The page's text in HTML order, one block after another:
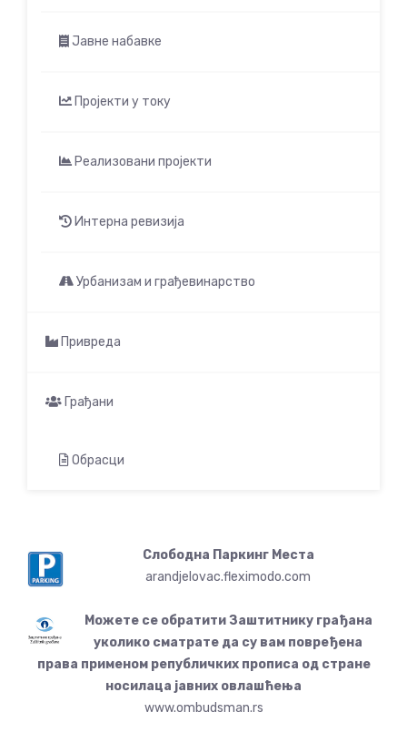
Јавне набавке
Пројекти у току
Реализовани пројекти
Интерна ревизија
Урбанизам и грађевинарство
Привреда
Грађани
Обрасци
Слободна Паркинг Места
arandjelovac.fleximodo.com
Можете се обратити Заштитнику грађана
уколико сматрате да су вам повређена
права применом републичких прописа од стране
носилаца јавних овлашћења
www.ombudsman.rs